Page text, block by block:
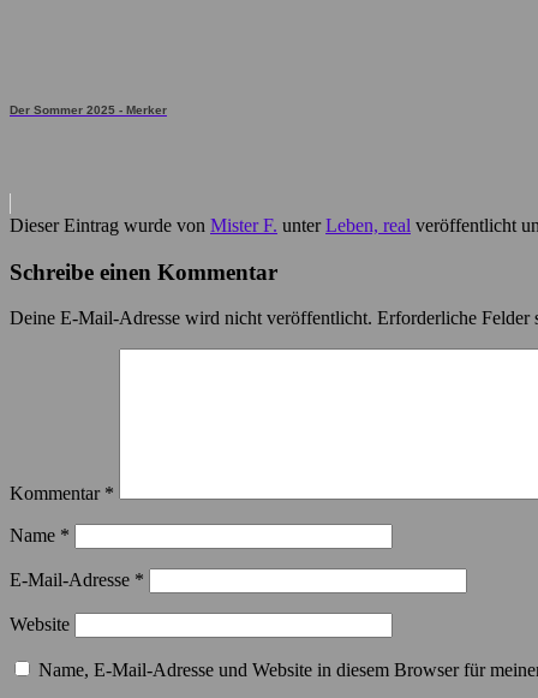
Der Sommer 2025 - Merker
Dieser Eintrag wurde von Mister F. unterLeben, real veröffentlicht
Schreibe einen Kommentar
Deine E-Mail-Adresse wird nicht veröffentlicht. Erforderliche Felder
Kommentar *
Name *
E-Mail-Adresse *
Website
Name, E-Mail-Adresse und Website in diesem Browser für